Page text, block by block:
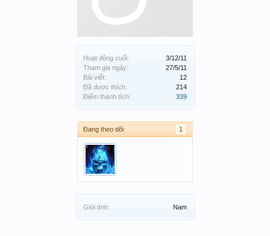
Hoạt động cuối:
3/12/11
Tham gia ngày:
27/5/11
Bài viết:
12
Đã được thích:
214
Điểm thành tích:
339
Đang theo dõi 1
Giới tính: Nam